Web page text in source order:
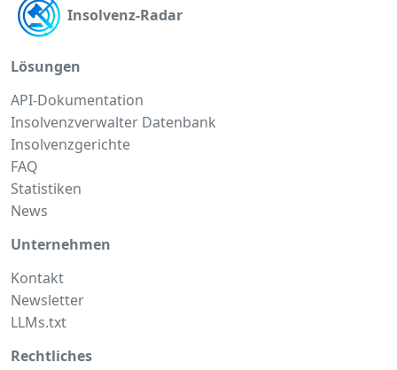
Insolvenz-Radar
Lösungen
API-Dokumentation
Insolvenzverwalter Datenbank
Insolvenzgerichte
FAQ
Statistiken
News
Unternehmen
Kontakt
Newsletter
LLMs.txt
Rechtliches